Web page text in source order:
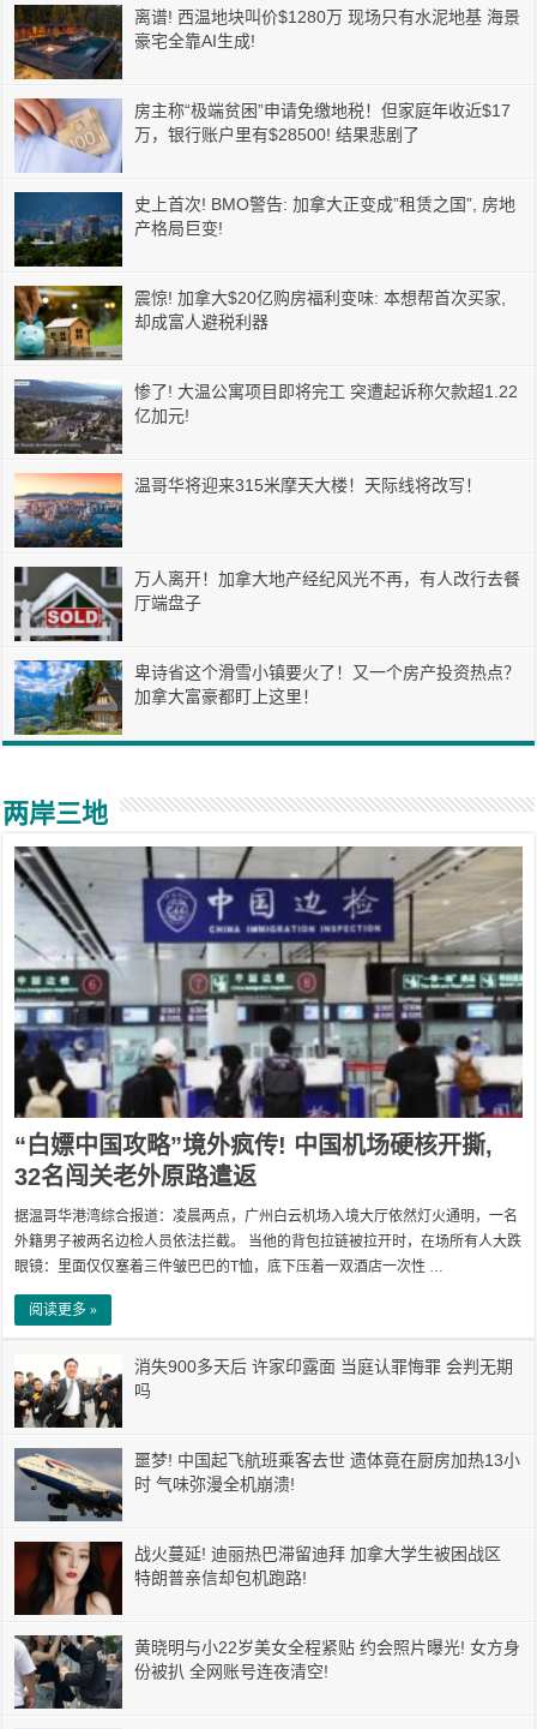
离谱! 西温地块叫价$1280万 现场只有水泥地基 海景
豪宅全靠AI生成!
房主称“极端贫困”申请免缴地税！但家庭年收近$17
万，银行账户里有$28500! 结果悲剧了
史上首次! BMO警告: 加拿大正变成”租赁之国”, 房地
产格局巨变!
震惊! 加拿大$20亿购房福利变味: 本想帮首次买家,
却成富人避税利器
惨了! 大温公寓项目即将完工 突遭起诉称欠款超1.22
亿加元!
温哥华将迎来315米摩天大楼！天际线将改写！
万人离开！加拿大地产经纪风光不再，有人改行去餐
厅端盘子
卑诗省这个滑雪小镇要火了！又一个房产投资热点？
加拿大富豪都盯上这里！
两岸三地
“白嫖中国攻略”境外疯传! 中国机场硬核开撕,
32名闯关老外原路遣返
据温哥华港湾综合报道：凌晨两点，广州白云机场入境大厅依然灯火通明，一名
外籍男子被两名边检人员依法拦截。 当他的背包拉链被拉开时，在场所有人大跌
眼镜：里面仅仅塞着三件皱巴巴的T恤，底下压着一双酒店一次性 …
阅读更多 »
消失900多天后 许家印露面 当庭认罪悔罪 会判无期
吗
噩梦! 中国起飞航班乘客去世 遗体竟在厨房加热13小
时 气味弥漫全机崩溃!
战火蔓延! 迪丽热巴滞留迪拜 加拿大学生被困战区
特朗普亲信却包机跑路!
黄晓明与小22岁美女全程紧贴 约会照片曝光! 女方身
份被扒 全网账号连夜清空!